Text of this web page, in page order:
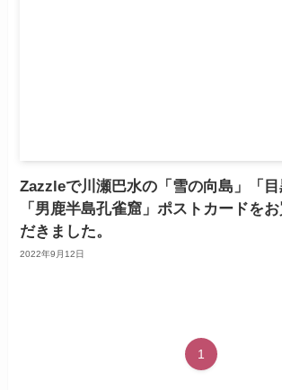
Zazzleで川瀬巴水の「雪の向島」「目
「男鹿半島孔雀窟」ポストカードを
だきました。
2022年9月12日
1